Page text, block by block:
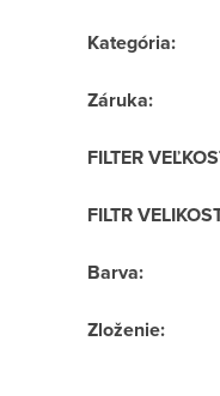
Kategória:
Záruka:
FILTER
FILTR
Barva:
Zloženie: